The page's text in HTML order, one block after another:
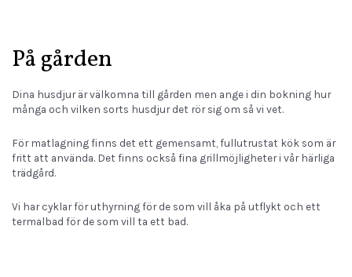
På gården
Dina husdjur är välkomna till gården men ange i din bokning hur
många och vilken sorts husdjur det rör sig om så vi vet.
För matlagning finns det ett gemensamt, fullutrustat kök som är
fritt att använda. Det finns också fina grillmöjligheter i vår härliga
trädgård.
Vi har cyklar för uthyrning för de som vill åka på utflykt och ett
termalbad för de som vill ta ett bad.